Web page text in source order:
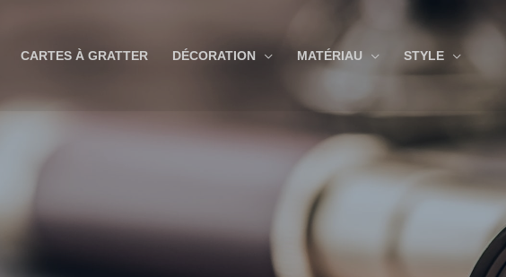
CARTES À GRATTER DÉCORATION MATÉRIAU STYLE